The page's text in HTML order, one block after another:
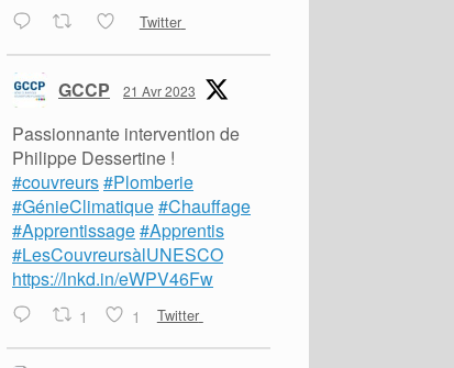
Twitter
GCCP 21 Avr 2023
Passionnante intervention de
Philippe Dessertine !
#couvreurs#Plomberie
#GénieClimatique#Chauffage
#Apprentissage#Apprentis
#LesCouvreursàlUNESCO
https://lnkd.in/eWPV46Fw
1 1 Twitter